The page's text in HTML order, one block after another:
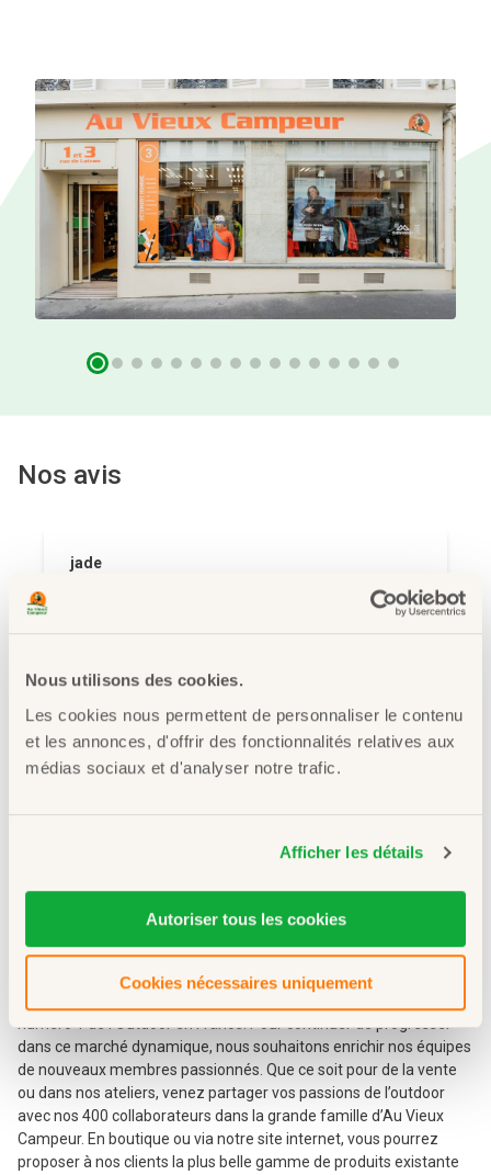
Nous utilisons des cookies.
Les cookies nous permettent de personnaliser le contenu
et les annonces, d'offrir des fonctionnalités relatives aux
médias sociaux et d'analyser notre trafic.
Afficher les détails
Autoriser tous les cookies
Cookies nécessaires uniquement
Nos avis
jade
Injoignable par téléphone, malgré plusieurs
Travailler au Vieux Campeur
Vous êtespassionné(e)s d’activités outdooret souhaitez
transmettre votre expérience ? Rejoignez nos équipes de vente
numéro 1 de l’Outdoor en France. Pour continuer de progresser
dans ce marché dynamique, nous souhaitons enrichir nos équipes
de nouveaux membres passionnés. Que ce soit pour de la vente
ou dans nos ateliers, venez partager vos passions de l’outdoor
avec nos 400 collaborateurs dans la grande famille d’Au Vieux
Campeur. En boutique ou via notre site internet, vous pourrez
proposer à nos clients la plus belle gamme de produits existante